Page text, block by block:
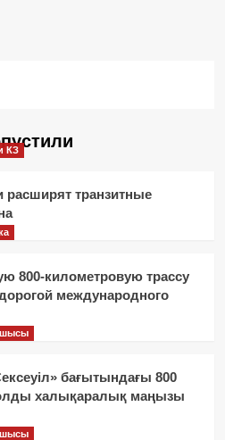
КЗ
расширят транзитные
800-километровую трассу
международного
бағытындағы 800
халықаралық маңызы